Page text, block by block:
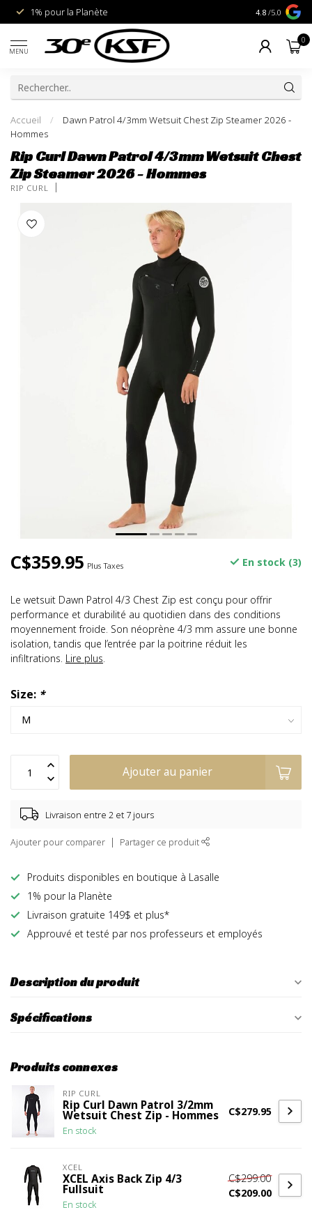
1% pour la Planète Livraison
4.8 /5.0
MENU
0
Accueil /
Dawn Patrol 4/3mm Wetsuit Chest Zip Steamer 2026 -
Hommes
Rip Curl Dawn Patrol 4/3mm Wetsuit Chest
Zip Steamer 2026 - Hommes
RIP CURL
C$359.95 Plus Taxes En stock (3)
Le wetsuit Dawn Patrol 4/3 Chest Zip est conçu pour offrir
performance et durabilité au quotidien dans des conditions
moyennement froide. Son néoprène 4/3 mm assure une bonne
isolation, tandis que l’entrée par la poitrine réduit les
infiltrations. Lire plus.
Size: *
Ajouter au panier
Livraison entre 2 et 7 jours
Ajouter pour comparer Partager ce produit
Produits disponibles en boutique à Lasalle
1% pour la Planète
Livraison gratuite 149$ et plus*
Approuvé et testé par nos professeurs et employés
Description du produit
Spécifications
Produits connexes
RIP CURL
Rip Curl Dawn Patrol 3/2mm
Wetsuit Chest Zip - Hommes
En stock
C$279.95
XCEL
XCEL Axis Back Zip 4/3
Fullsuit
En stock
C$299.00
C$209.00